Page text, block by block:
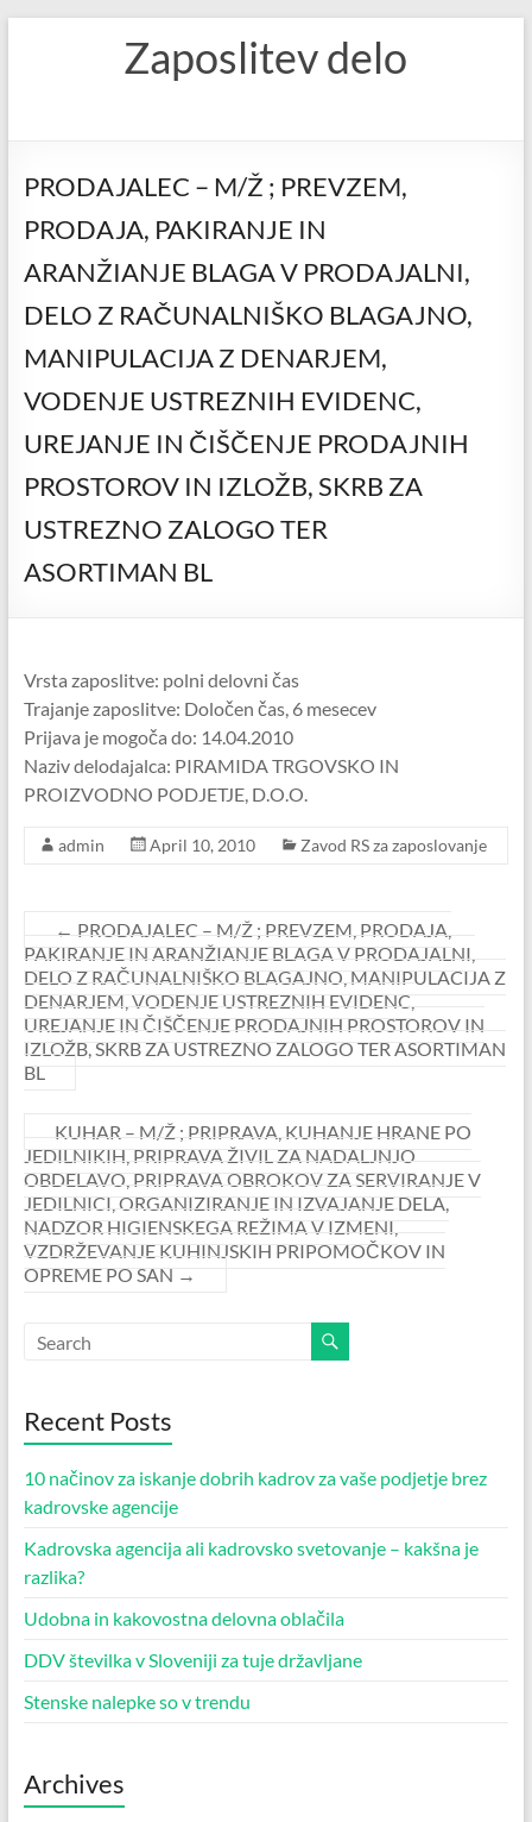
Zaposlitev delo
PRODAJALEC – M/Ž ; PREVZEM,
PRODAJA, PAKIRANJE IN
ARANŽIANJE BLAGA V PRODAJALNI,
DELO Z RAČUNALNIŠKO BLAGAJNO,
MANIPULACIJA Z DENARJEM,
VODENJE USTREZNIH EVIDENC,
UREJANJE IN ČIŠČENJE PRODAJNIH
PROSTOROV IN IZLOŽB, SKRB ZA
USTREZNO ZALOGO TER
ASORTIMAN BL
Vrsta zaposlitve: polni delovni čas
Trajanje zaposlitve: Določen čas, 6 mesecev
Prijava je mogoča do: 14.04.2010
Naziv delodajalca: PIRAMIDA TRGOVSKO IN
PROIZVODNO PODJETJE, D.O.O.
admin April 10, 2010 Zavod RS za zaposlovanje
← PRODAJALEC – M/Ž ; PREVZEM, PRODAJA,
PAKIRANJE IN ARANŽIANJE BLAGA V PRODAJALNI,
DELO Z RAČUNALNIŠKO BLAGAJNO, MANIPULACIJA Z
DENARJEM, VODENJE USTREZNIH EVIDENC,
UREJANJE IN ČIŠČENJE PRODAJNIH PROSTOROV IN
IZLOŽB, SKRB ZA USTREZNO ZALOGO TER ASORTIMAN
BL
KUHAR – M/Ž ; PRIPRAVA, KUHANJE HRANE PO
JEDILNIKIH, PRIPRAVA ŽIVIL ZA NADALJNJO
OBDELAVO, PRIPRAVA OBROKOV ZA SERVIRANJE V
JEDILNICI, ORGANIZIRANJE IN IZVAJANJE DELA,
NADZOR HIGIENSKEGA REŽIMA V IZMENI,
VZDRŽEVANJE KUHINJSKIH PRIPOMOČKOV IN
OPREME PO SAN →
Recent Posts
10 načinov za iskanje dobrih kadrov za vaše podjetje brez
kadrovske agencije
Kadrovska agencija ali kadrovsko svetovanje – kakšna je
razlika?
Udobna in kakovostna delovna oblačila
DDV številka v Sloveniji za tuje državljane
Stenske nalepke so v trendu
Archives